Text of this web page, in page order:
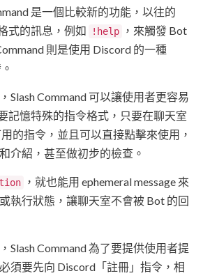
是一個比較新的功能，以往的
式的訊息，例如
!help
，來觸發 Bot
則是使用 Discord 的一種
Slash Command 可以讓使用者更容易
記憶特殊的指令格式，只要在聊天室
的指令，並且可以直接點擊來使用，
介紹，甚至做初步的檢查。
，就也能用 ephemeral message 來
執行狀態，讓聊天室不會被 Bot 的回
Slash Command 為了要提供使用者提
須要先向 Discord「註冊」指令，相